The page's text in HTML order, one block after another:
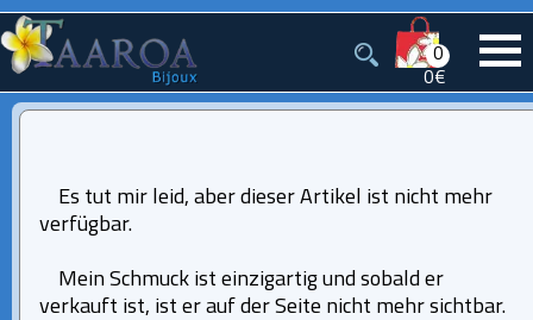
0
0€
Es tut mir leid, aber dieser Artikel ist nicht mehr
verfügbar.
Mein Schmuck ist einzigartig und sobald er
verkauft ist, ist er auf der Seite nicht mehr sichtbar.